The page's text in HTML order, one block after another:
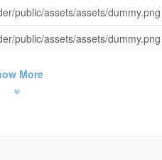
public/assets/assets/dummy.png
public/assets/assets/dummy.png
More